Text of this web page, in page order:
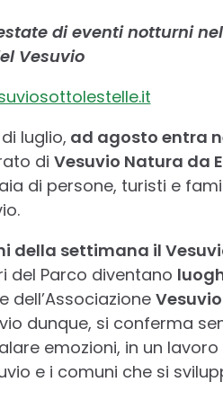
di eventi notturni
Vesuvio
luglio, ad agosto entra
di Vesuvio Natura da
di persone, turisti e
della settimana il
del Parco diventano
dell’Associazione
dunque, si conferma
emozioni, in un
e i comuni che si